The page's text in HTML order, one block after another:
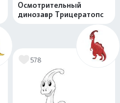
Осмотрительный
динозавр Трицератопс
578